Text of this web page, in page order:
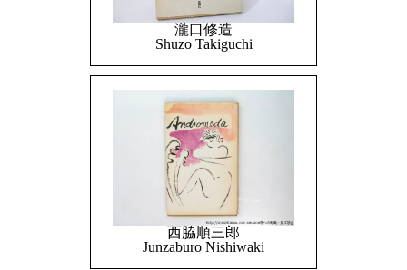
瀧口修造
Shuzo Takiguchi
西脇順三郎
Junzaburo Nishiwaki